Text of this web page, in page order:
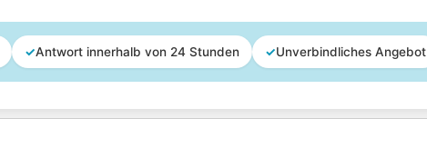
✓Antwort innerhalb von 24 Stunden ✓Unverbindliches Angebot